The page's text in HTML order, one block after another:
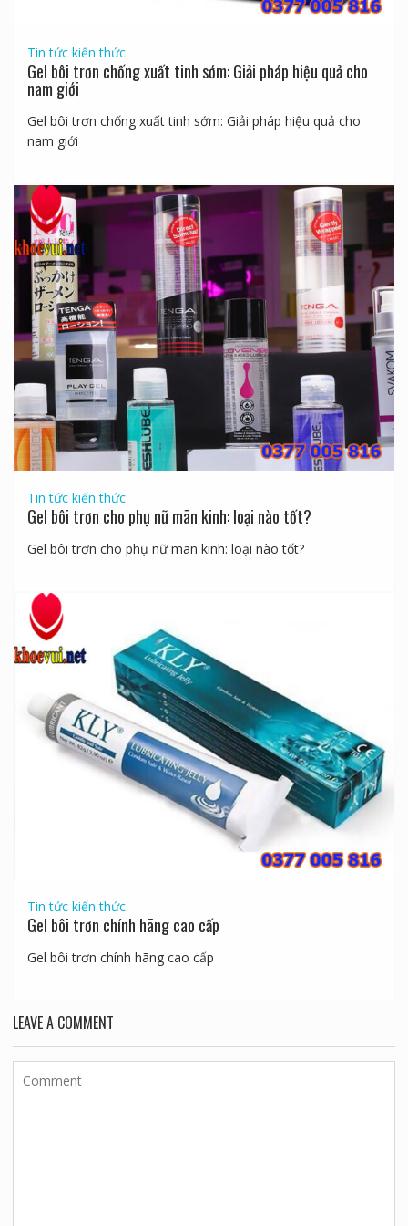
Tin tức kiến thức
Gel bôi trơn chống xuất tinh sớm: Giải pháp hiệu quả cho
nam giới
Gel bôi trơn chống xuất tinh sớm: Giải pháp hiệu quả cho
nam giới
Tin tức kiến thức
Gel bôi trơn cho phụ nữ mãn kinh: loại nào tốt?
Gel bôi trơn cho phụ nữ mãn kinh: loại nào tốt?
Tin tức kiến thức
Gel bôi trơn chính hãng cao cấp
Gel bôi trơn chính hãng cao cấp
LEAVE A COMMENT